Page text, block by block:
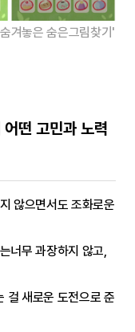
겨놓은 숨은그림찾기'
떤 고민과 노력
않으면서도 조화로운
너무 과장하지 않고,
걸 새로운 도전으로 준